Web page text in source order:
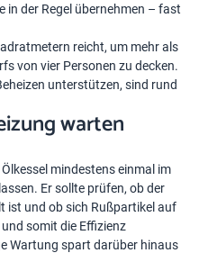
in der Regel übernehmen – fast
reicht, um mehr als
von vier Personen zu decken.
unterstützen, sind rund
warten
mindestens einmal im
Er sollte prüfen, ob der
ist und ob sich Rußpartikel auf
somit die Effizienz
Wartung spart darüber hinaus